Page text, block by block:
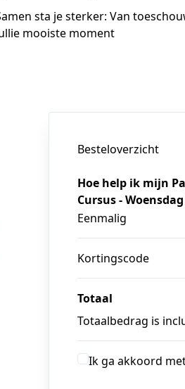
sta je sterker: Van
mooiste moment
Besteloverzicht
Hoe help ik mijn
Cursus -
Eenmalig
Kortingscode
Totaal
Totaalbedrag is
Ik ga akkoord